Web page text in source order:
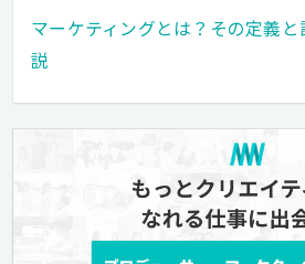
マーケティングとは？その定義
説